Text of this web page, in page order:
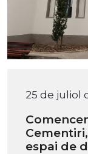
25 de juliol
espai de